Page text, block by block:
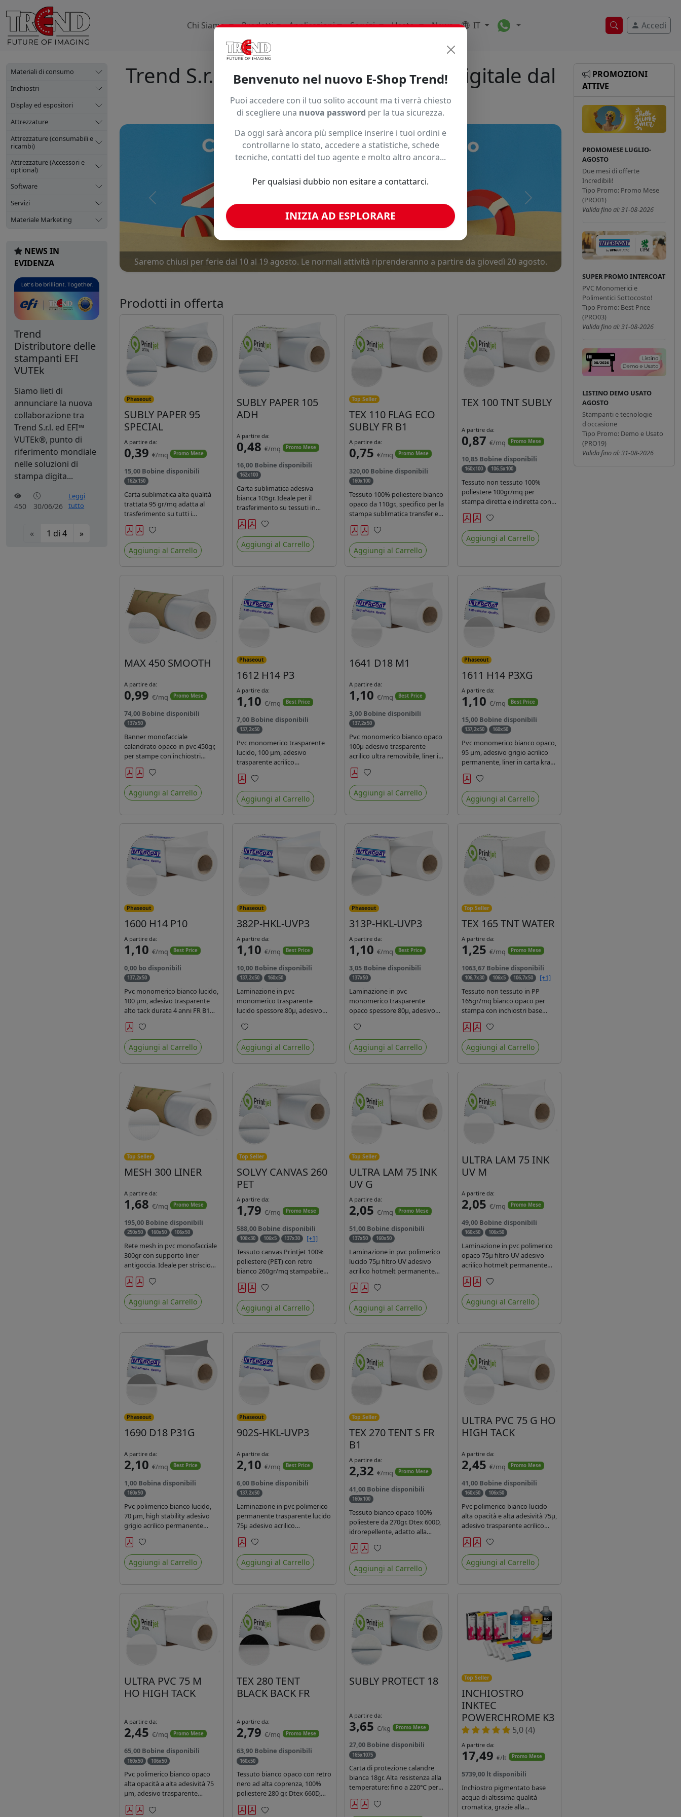
Ricerca veloce
Accedi
Chi Siamo Prodotti Applicazioni Servizi Usato News IT Toggle Dropdown
Materiali di consumo
Inchiostri
Display ed espositori
Attrezzature
Attrezzature (consumabili e
ricambi)
Attrezzature (Accessori e
optional)
Software
Servizi
Materiale Marketing
NEWS IN
EVIDENZA
Trend
Distributore delle
stampanti EFI
VUTEk
Siamo lieti di
annunciare la nuova
collaborazione tra
Trend S.r.l. ed EFI™
VUTEk®, punto di
riferimento mondiale
nelle soluzioni di
stampa digita...
450 30/06/26
Leggi
tutto
« 1 di 4 »
Trend S.r.l.
Supporti per la stampa digitale dal
1997
Saremo chiusi per ferie dal 10 al 19 agosto. Le normali attività riprenderanno a partire da giovedì 20 agosto.
Precedente Successivo
Prodotti in offerta
Phaseout
SUBLY PAPER 95
SPECIAL
A partire da:
0,39 €/mq Promo Mese
15,00 Bobine disponibili
162x150
Carta sublimatica alta qualità
trattata 95 gr/mq adatta al
trasferimento su tutti i
materiali in poliestere.
Preferiti
Aggiungi al Carrello
SUBLY PAPER 105
ADH
A partire da:
0,48 €/mq Promo Mese
16,00 Bobine disponibili
162x100
Carta sublimatica adesiva
bianca 105gr. Ideale per il
trasferimento su tessuti in
poliestere nel settore
sportwear .
Preferiti
Aggiungi al Carrello
Top Seller
TEX 110 FLAG ECO
SUBLY FR B1
A partire da:
0,75 €/mq Promo Mese
320,00 Bobine disponibili
160x100
Tessuto 100% poliestere bianco
opaco da 110gr., specifico per la
stampa sublimatica transfer e
diretta. Ideale per la
realizzazione di stendardi e
bandiere, grazie al passaggio
dell'inchiostro su entrambi i
Preferiti
Aggiungi al Carrello
TEX 100 TNT SUBLY
A partire da:
0,87 €/mq Promo Mese
10,85 Bobine disponibili
160x100 106.5x100
Tessuto non tessuto 100%
poliestere 100gr/mq per
stampa diretta e indiretta con
inchiostro sublimatico, latex e
uv.
Preferiti
Aggiungi al Carrello
MAX 450 SMOOTH
A partire da:
0,99 €/mq Promo Mese
74,00 Bobine disponibili
137x50
Banner monofacciale
calandrato opaco in pvc 450gr,
per stampe con inchiostri
solvente ed ecosolvente , uv e
latex.
Preferiti
Aggiungi al Carrello
Phaseout
1612 H14 P3
A partire da:
1,10 €/mq Best Price
7,00 Bobine disponibili
137,2x50
Pvc monomerico trasparente
lucido, 100 µm, adesivo
trasparente acrilico
permanente durata 3 anni, liner
in carta kraft monosiliconata da
135 gr, REACH compliant per
stampa con inchiostri solvente
Preferiti
Aggiungi al Carrello
1641 D18 M1
A partire da:
1,10 €/mq Best Price
3,00 Bobine disponibili
137,2x50
Pvc monomerico bianco opaco
100µ adesivo trasparente
acrilico ultra removibile, liner in
carta kraft da 140gr/mq. Durata
3 anni. Dotato di certificato FR
B1 e conforme alla normativa
REACH.
Preferiti
Aggiungi al Carrello
Phaseout
1611 H14 P3XG
A partire da:
1,10 €/mq Best Price
15,00 Bobine disponibili
137,2x50 160x50
Pvc monomerico bianco opaco,
95 µm, adesivo grigio acrilico
permanente, liner in carta kraft
siliconata 135gr/mq. Durata 3
anni, certificato FR B1,
conforme al REACH, stampa
con ink solvente, ecosolvente,
Preferiti
Aggiungi al Carrello
Phaseout
1600 H14 P10
A partire da:
1,10 €/mq Best Price
0,00 bo disponibili
137,2x50
Pvc monomerico bianco lucido,
100 µm, adesivo trasparente
alto tack durata 4 anni FR B1
REACH per stampa solvente
ecosolvente uv latex, Liner in
carta KRAFT monosiliconata
135gr. brand Intercoat.
Preferiti
Aggiungi al Carrello
Phaseout
382P-HKL-UVP3
A partire da:
1,10 €/mq Best Price
10,00 Bobine disponibili
137,2x50 160x50
Laminazione in pvc
monomerico trasparente
lucido spessore 80µ, adesivo
permanente, liner in carta
glassine siliconata da 72 gr.
Durata 3 anni, ideale per
Preferiti
Aggiungi al Carrello
Phaseout
313P-HKL-UVP3
A partire da:
1,10 €/mq Best Price
3,05 Bobine disponibili
137x50
Laminazione in pvc
monomerico trasparente
opaco spessore 80µ, adesivo
specifico per ink uv, liner in
carta kraft da 90gr. Durata 3
anni, dotata di filtro uv, idonea
Preferiti
Aggiungi al Carrello
Top Seller
TEX 165 TNT WATER
A partire da:
1,25 €/mq Promo Mese
1063,67 Bobine disponibili
106,7x30 106x5 106,7x50
[+1]
Tessuto non tessuto in PP
165gr/mq bianco opaco per
stampa con inchiostri base
acqua, latex, uv, ecosolvente.
Finitura a rombi spundbond e
coating superficiale con totale
assenza di peluria. Occhiellabile,
Preferiti
Aggiungi al Carrello
Top Seller
MESH 300 LINER
A partire da:
1,68 €/mq Promo Mese
195,00 Bobine disponibili
250x50 160x50 106x50
Rete mesh in pvc monofacciale
300gr con supporto liner
antigoccia. Ideale per striscioni
e coperture antivento.
Saldabile, stampabile con
inchiostri solvente,
ecosolvente, uv e latex. Densità
Preferiti
Aggiungi al Carrello
Top Seller
SOLVY CANVAS 260
PET
A partire da:
1,79 €/mq Promo Mese
588,00 Bobine disponibili
106x30 106x5 137x30
[+1]
Tessuto canvas Printjet 100%
poliestere (PET) con retro
bianco 260gr/mq stampabile
con inchiostri solvente,
ecosolvente, uv e latex.
Preferiti
Aggiungi al Carrello
Top Seller
ULTRA LAM 75 INK
UV G
A partire da:
2,05 €/mq Promo Mese
51,00 Bobine disponibili
137x50 160x50
Laminazione in pvc polimerico
lucido 75µ filtro UV adesivo
acrilico hotmelt permanente
specifico per stampe con
inchiostri UV durata 7 anni
indoor e 5 outdoor. Dotato di
certificato ignifugo Bs1d0.
Preferiti
Aggiungi al Carrello
ULTRA LAM 75 INK
UV M
A partire da:
2,05 €/mq Promo Mese
49,00 Bobine disponibili
160x50 106x50
Laminazione in pvc polimerico
opaco 75µ filtro UV adesivo
acrilico hotmelt permanente
specifico per stampe con
inchiostri UV durata 7 anni
indoor e 5 outdoor. Dotato di
certificato ignifugo Bs1d0.
Preferiti
Aggiungi al Carrello
Phaseout
1690 D18 P31G
A partire da:
2,10 €/mq Best Price
1,00 Bobina disponibili
160x50
Pvc polimerico bianco lucido,
70 µm, high stability adesivo
grigio acrilico permanente
durata 5-7 anni, per stampe
con inchiostri solvente,
ecosolvente, UV e latex.
Preferiti
Aggiungi al Carrello
Phaseout
902S-HKL-UVP3
A partire da:
2,10 €/mq Best Price
6,00 Bobine disponibili
137,2x50
Laminazione in pvc polimerico
permanente trasparente lucido
75µ adesivo acrilico
permanente durata 5 anni con
filtro uv, carta kraft. Ideale per
stampe con inchiostro
ecosolvente, UV e latex.
Preferiti
Aggiungi al Carrello
Top Seller
TEX 270 TENT S FR
B1
A partire da:
2,32 €/mq Promo Mese
41,00 Bobine disponibili
160x100
Tessuto bianco opaco 100%
poliestere da 270gr. Dtex 600D,
idrorepellente, adatto alla
stampa solvente, ecosolvente,
uv, latex (di terza generazione).
Ideale per tende ,coperture
gazebo, prodotti gonfiabili o
Preferiti
Aggiungi al Carrello
ULTRA PVC 75 G HO
HIGH TACK
A partire da:
2,45 €/mq Promo Mese
41,00 Bobine disponibili
160x50 106x50
Pvc polimerico bianco lucido
alta opacità e alta adesività 75µ,
adesivo trasparente acrilico
hotmelt permanente, durata 5-
7 anni, liner 140gr PE su
entrambi lati. Prestazioni di alto
livello. Dotato di certificato
Preferiti
Aggiungi al Carrello
ULTRA PVC 75 M
HO HIGH TACK
A partire da:
2,45 €/mq Promo Mese
65,00 Bobine disponibili
160x50 106x50
Pvc polimerico bianco opaco
alta opacità a alta adesività 75
µm, adesivo trasparente
acrilico hotmelt permanente,
durata 5-7 anni liner 140gr PE
TEX 280 TENT
BLACK BACK FR
A partire da:
2,79 €/mq Promo Mese
63,90 Bobine disponibili
160x50
Tessuto bianco opaco con retro
nero ad alta coprenza, 100%
poliestere 280 gr. Dtex 660D,
idrorepellente, adatto alla
stampa sublimatica indiretta.
SUBLY PROTECT 18
A partire da:
3,65 €/kg Promo Mese
27,00 Bobine disponibili
165x1075
Carta di protezione calandre
bianca 18gr. Alta resistenza alla
temperature: fino a 220°C per
40 secondi. Lunghezza 1075
mtl, peso kg 35, diam. 20cm.
Preferiti
Top Seller
INCHIOSTRO
INKTEC
POWERCHROME K3
5,0 (4)
A partire da:
17,49 €/lt Promo Mese
5739,00 lt disponibili
Inchiostro pigmentato base
acqua di altissima qualità
cromatica, grazie alla
PROMOZIONI
ATTIVE
PROMOMESE LUGLIO-
AGOSTO
Due mesi di offerte
Incredibili!
Tipo Promo: Promo Mese
(PRO01)
Valida fino al: 31-08-2026
SUPER PROMO INTERCOAT
PVC Monomerici e
Polimentici Sottocosto!
Tipo Promo: Best Price
(PRO03)
Valida fino al: 31-08-2026
LISTINO DEMO USATO
AGOSTO
Stampanti e tecnologie
d'occasione
Tipo Promo: Demo e Usato
(PRO19)
Valida fino al: 31-08-2026
Benvenuto nel nuovo E-Shop Trend!
Puoi accedere con il tuo solito account ma ti verrà chiesto
di scegliere una nuova password per la tua sicurezza.
Da oggi sarà ancora più semplice inserire i tuoi ordini e
controllarne lo stato, accedere a statistiche, schede
tecniche, contatti del tuo agente e molto altro ancora...
Per qualsiasi dubbio non esitare a contattarci.
INIZIA AD ESPLORARE